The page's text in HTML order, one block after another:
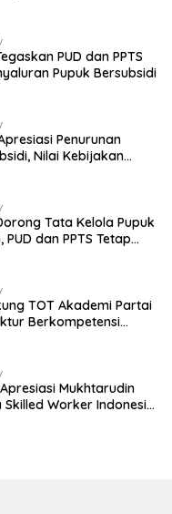
PUD dan PPTS
Pupuk Bersubsidi
Penurunan
Nilai Kebijakan
Tata Kelola Pupuk
dan PPTS Tetap
TOT Akademi Partai
Berkompetensi
Mukhtarudin
Worker Indonesia